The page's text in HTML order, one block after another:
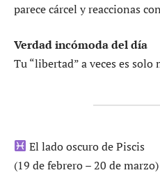
parece cárcel y reaccionas
Verdad incómoda del día
Tu “libertad” a veces es solo
El lado oscuro de Piscis
(19 de febrero – 20 de marzo)